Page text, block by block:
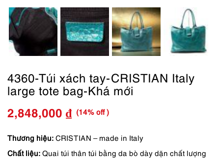
4360-Túi xách tay-CRISTIAN Italy
large tote bag-Khá mới
Giá
gốc
là:
2,848,000 ₫
Giá
hiện
tại
(14% off )
Thương hiệu: CRISTIAN – made in Italy
Chất liệu: Quai túi thân túi bằng da bò dày dặn chất lượng